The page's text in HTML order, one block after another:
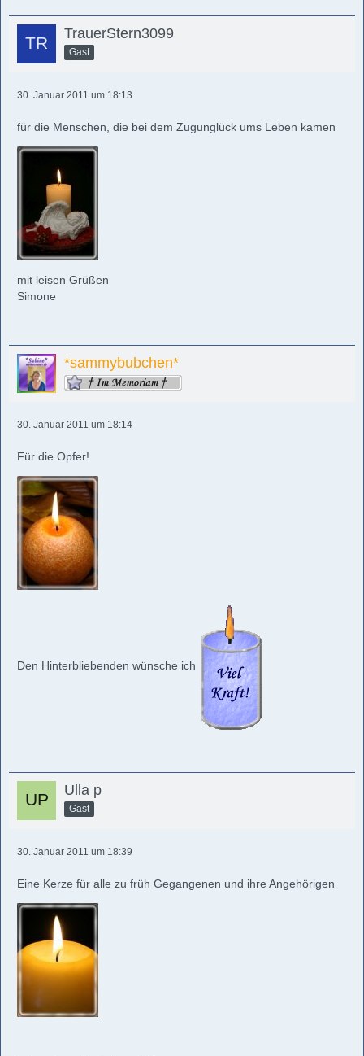
TrauerStern3099
Gast
30. Januar 2011 um 18:13
für die Menschen, die bei dem Zugunglück ums Leben kamen
mit leisen Grüßen
Simone
*sammybubchen*
30. Januar 2011 um 18:14
Für die Opfer!
Den Hinterbliebenden wünsche ich
Ulla p
Gast
30. Januar 2011 um 18:39
Eine Kerze für alle zu früh Gegangenen und ihre Angehörigen